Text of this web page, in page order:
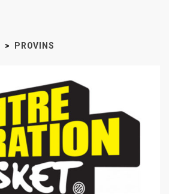
> PROVINS